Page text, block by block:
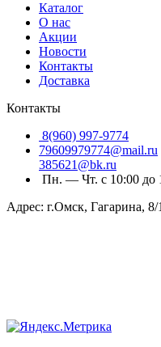
Каталог
О нас
Акции
Новости
Контакты
Доставка
Контакты
8(960) 997-9774
79609979774@mail.ru
385621@bk.ru
Пн. — Чт. с 10:00 до
Адрес: г.Омск, Гагарина,